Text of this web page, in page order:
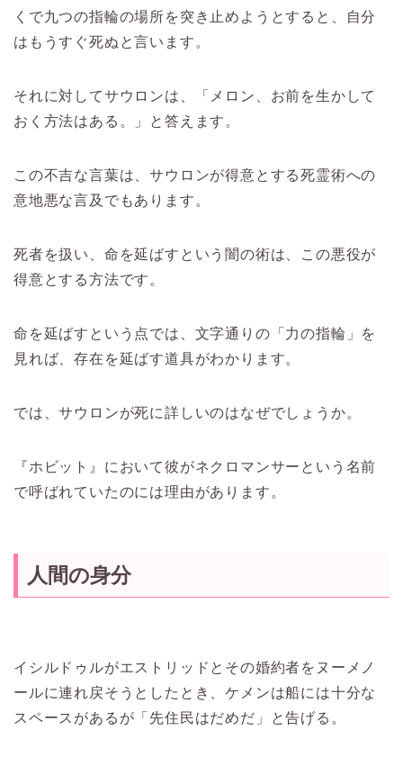
くで九つの指輪の場所を突き止めようとすると、自分
はもうすぐ死ぬと言います。
それに対してサウロンは、「メロン、お前を生かして
おく方法はある。」と答えます。
この不吉な言葉は、サウロンが得意とする死霊術への
意地悪な言及でもあります。
死者を扱い、命を延ばすという闇の術は、この悪役が
得意とする方法です。
命を延ばすという点では、文字通りの「力の指輪」を
見れば、存在を延ばす道具がわかります。
では、サウロンが死に詳しいのはなぜでしょうか。
『ホビット』において彼がネクロマンサーという名前
で呼ばれていたのには理由があります。
人間の身分
イシルドゥルがエストリッドとその婚約者をヌーメノ
ールに連れ戻そうとしたとき、ケメンは船には十分な
スペースがあるが「先住民はだめだ」と告げる。